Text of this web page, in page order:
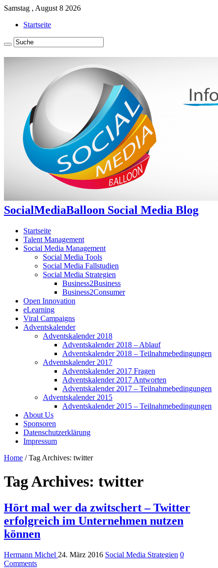
Samstag , August 8 2026
Startseite
SocialMediaBalloon Social Media Blog
Startseite
Talent Management
Social Media Management
Social Media Tools
Social Media Fallstudien
Social Media Strategien
Business2Business
Business2Consumer
Open Innovation
eLearning
Viral Campaigns
Adventskalender
Adventskalender 2018
Adventskalender 2018 – Ablauf
Adventskalender 2018 – Teilnahmebedingungen
Adventskalender 2017
Adventskalender 2017 Fragen
Adventskalender 2017 Antworten
Adventskalender 2017 – Teilnahmebedingungen
Adventskalender 2015
Adventskalender 2015 – Teilnahmebedingungen
About Us
Sponsoren
Datenschutzerklärung
Impressum
Home / Tag Archives: twitter
Tag Archives: twitter
Hört mal wer da zwitschert – Twitter
erfolgreich im Unternehmen nutzen
können
Hermann Michel 24. März 2016 Social Media Strategien 0
Comments